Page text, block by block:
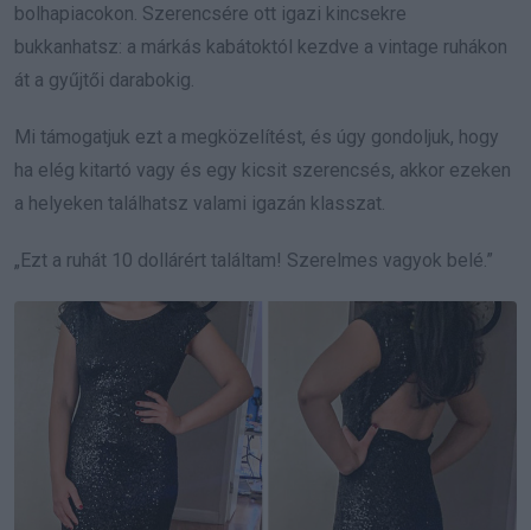
bolhapiacokon. Szerencsére ott igazi kincsekre
bukkanhatsz: a márkás kabátoktól kezdve a vintage ruhákon
át a gyűjtői darabokig.
Mi támogatjuk ezt a megközelítést, és úgy gondoljuk, hogy
ha elég kitartó vagy és egy kicsit szerencsés, akkor ezeken
a helyeken találhatsz valami igazán klasszat.
„Ezt a ruhát 10 dollárért találtam! Szerelmes vagyok belé.”